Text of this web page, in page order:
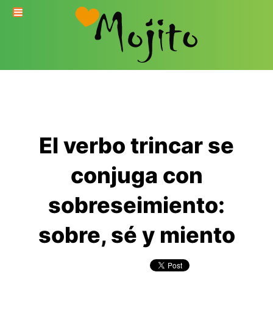
El verbo trincar se
conjuga con
sobreseimiento:
sobre, sé y miento